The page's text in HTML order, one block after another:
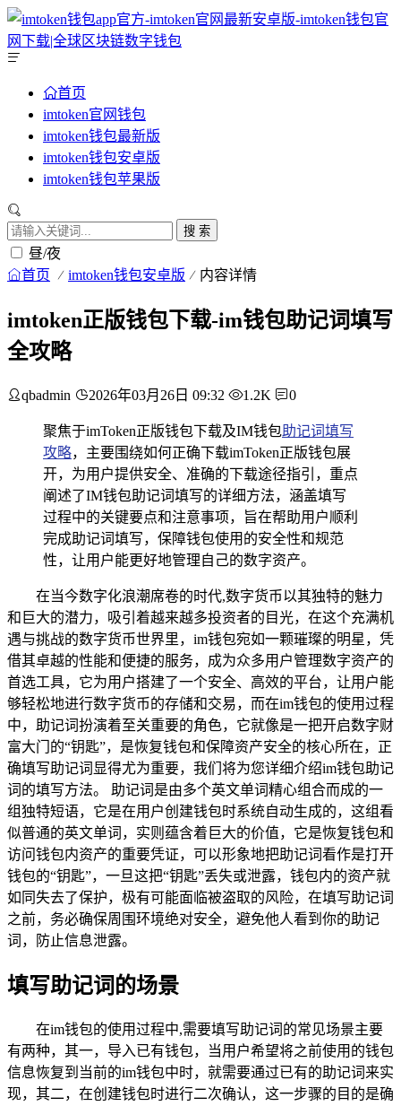
首页
imtoken官网钱包
imtoken钱包最新版
imtoken钱包安卓版
imtoken钱包苹果版
搜 索
昼/夜
首页 imtoken钱包安卓版 内容详情
imtoken正版钱包下载-im钱包助记词填写
全攻略
qbadmin 2026年03月26日 09:32 1.2K 0
聚焦于imToken正版钱包下载及IM钱包助记词填写
攻略，主要围绕如何正确下载imToken正版钱包展
开，为用户提供安全、准确的下载途径指引，重点
阐述了IM钱包助记词填写的详细方法，涵盖填写
过程中的关键要点和注意事项，旨在帮助用户顺利
完成助记词填写，保障钱包使用的安全性和规范
性，让用户能更好地管理自己的数字资产。
在当今数字化浪潮席卷的时代,数字货币以其独特的魅力
和巨大的潜力，吸引着越来越多投资者的目光，在这个充满机
遇与挑战的数字货币世界里，im钱包宛如一颗璀璨的明星，凭
借其卓越的性能和便捷的服务，成为众多用户管理数字资产的
首选工具，它为用户搭建了一个安全、高效的平台，让用户能
够轻松地进行数字货币的存储和交易，而在im钱包的使用过程
中，助记词扮演着至关重要的角色，它就像是一把开启数字财
富大门的“钥匙”，是恢复钱包和保障资产安全的核心所在，正
确填写助记词显得尤为重要，我们将为您详细介绍im钱包助记
词的填写方法。 助记词是由多个英文单词精心组合而成的一
组独特短语，它是在用户创建钱包时系统自动生成的，这组看
似普通的英文单词，实则蕴含着巨大的价值，它是恢复钱包和
访问钱包内资产的重要凭证，可以形象地把助记词看作是打开
钱包的“钥匙”，一旦这把“钥匙”丢失或泄露，钱包内的资产就
如同失去了保护，极有可能面临被盗取的风险，在填写助记词
之前，务必确保周围环境绝对安全，避免他人看到你的助记
词，防止信息泄露。
填写助记词的场景
在im钱包的使用过程中,需要填写助记词的常见场景主要
有两种，其一，导入已有钱包，当用户希望将之前使用的钱包
信息恢复到当前的im钱包中时，就需要通过已有的助记词来实
现，其二，在创建钱包时进行二次确认，这一步骤的目的是确